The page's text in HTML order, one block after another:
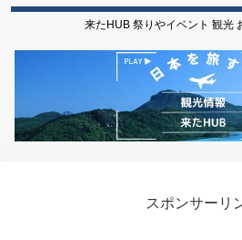
来たHUB 祭りやイベント 観光
スポンサーリ